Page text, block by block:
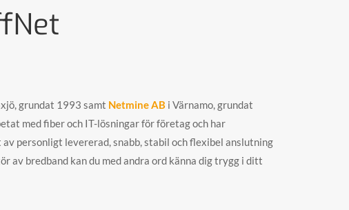
grundat 1993 samt Netmine AB i Värnamo, grundat
med fiber och IT-lösningar för företag och har
personligt levererad, snabb, stabil och flexibel anslutning
av bredband kan du med andra ord känna dig trygg i ditt